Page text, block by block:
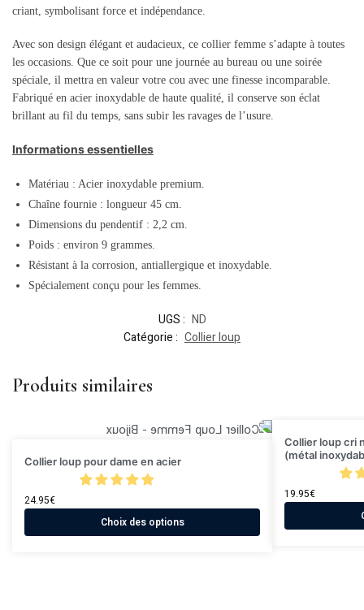
criant, symbolisant force et indépendance.
Avec son design élégant et audacieux, ce collier femme s’adapte à toutes
les occasions. Que ce soit pour une journée au bureau ou une soirée
spéciale, il mettra en valeur votre cou avec une finesse incomparable.
Fabriqué en acier inoxydable de haute qualité, il conserve son éclat
brillant au fil du temps, sans subir les ravages de l’usure.
Informations essentielles
Matériau : Acier inoxydable premium.
Chaîne fournie : longueur 45 cm.
Dimensions du pendentif : 2,2 cm.
Poids : environ 9 grammes.
Résistant à la corrosion, antiallergique et inoxydable.
Spécialement conçu pour les femmes.
UGS : ND
Catégorie : Collier loup
Produits similaires
Collier loup pour dame en acier
24.95€
Choix des options
Collier loup cri
(métal
19.95€